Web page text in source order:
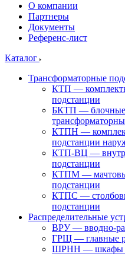
О компании
Партнеры
Документы
Референс-лист
Каталог
Трансформаторные
КТП —
подстанции
БКТП — блочные
КТПН —
подстанции
КТП-ВЦ —
подстанции
КТПМ —
подстанции
КТПС —
подстанции
Распределительные
ВРУ — вводно-
ГРЩ — главные
ШРНН — шкафы